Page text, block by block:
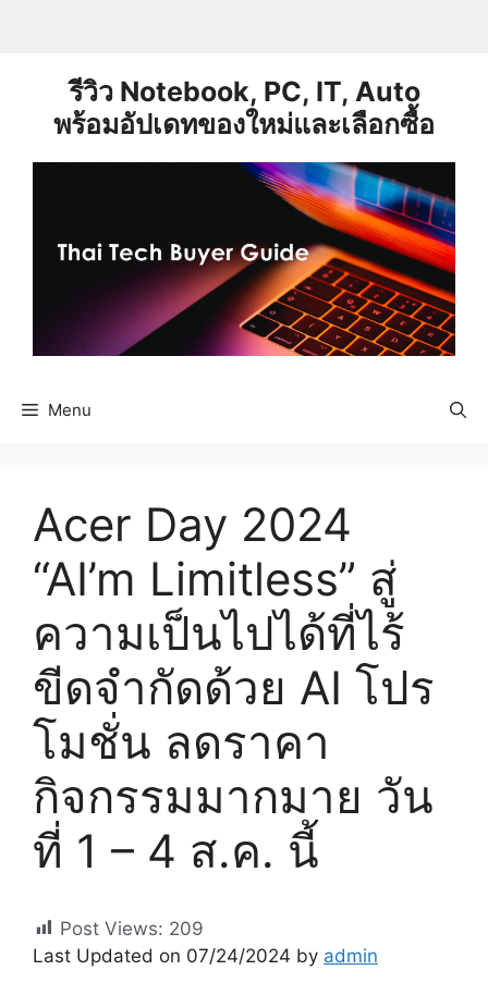
รีวิว Notebook, PC, IT, Auto
พร้อมอัปเดทของใหม่และเลือกซื้อ
Menu
Acer Day 2024
“AI’m Limitless” สู่
ความเป็นไปได้ที่ไร้
ขีดจำกัดด้วย AI โปร
โมชั่น ลดราคา
กิจกรรมมากมาย วัน
ที่ 1 – 4 ส.ค. นี้
Post Views: 209
Last Updated on 07/24/2024 by admin